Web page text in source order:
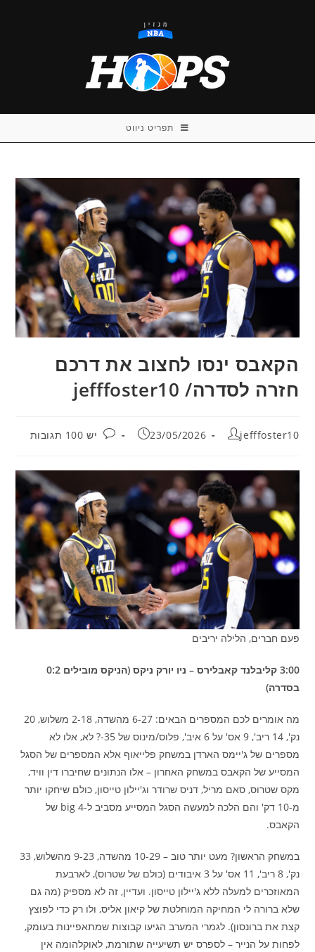
תפריט ניווט
הקאבס ינסו לחצוב את דרכם
חזרה לסדרה/ jefffoster10
מחבר:
jefffoster10 פורסם:
23/05/2026 תגובות:
יש 100 תגובות
פעם חברים, הלילה יריבים
3:00 קליבלנד קאבלירס – ניו יורק ניקס (הניקס מובילים 0:2
בסדרה)
מה אומרים לכם המספרים הבאים: 6-27 מהשדה, 2-18 משלוש, 20
נק', 14 ריב', 9 אס' על 6 איב', פלוס/מינוס של 35-? לא, אלו לא
מספרים של ג'יימס הארדן במשחק פלייאוף אלא המספרים של הסגל
המסייע של הקאבס במשחק האחרון – אלו הנתונים שחיברו דין וויד,
מקס שטרוס, סאם מריל, דניס שרודר וג'יילון טייסון, כולם שיחקו יותר
מ-10 דק' והם הלכה למעשה הסגל המסייע מסביב ל-big 4 של
הקאבס.
במשחק הראשון? מעט יותר טוב – 10-29 מהשדה, 9-23 מהשלוש, 33
נק', 8 ריב', 11 אס' על 3 איבודים (כולם של שטרוס), לארבעת
המאוזכרים למעלה ללא ג'יילון טייסון. ועדיין, זה לא מספיק (מה גם
שלא ברורה לי המחיקה המוחלטת של קיאון אליס, ולו רק כדי לפוצץ
קצת את ברונסון). לגמרי המערב הגיעו קבוצות שמתאפיינות בעומק,
לפחות על הנייר – לספרס יש תשיעייה שתורמת, לאוקלהומה אין